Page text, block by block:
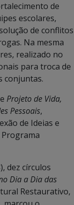
de
escolares,
de conflitos
Na mesma
realizado no
para troca de
conjuntas.
Projeto de Vida,
Pessoais,
de Ideias e
dez círculos
Dia a Dia das
Restaurativo,